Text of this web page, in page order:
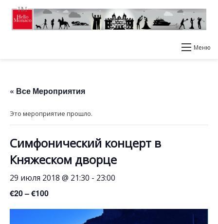
Меню
« Все Мероприятия
Это мероприятие прошло.
Симфонический концерт в
Княжеском дворце
29 июля 2018 @ 21:30 - 23:00
€20 – €100